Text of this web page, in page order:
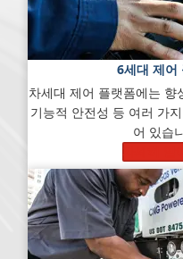
6세대 제어
차세대 제어 플랫폼에는 향
기능적 안전성 등 여러 가
어 있습